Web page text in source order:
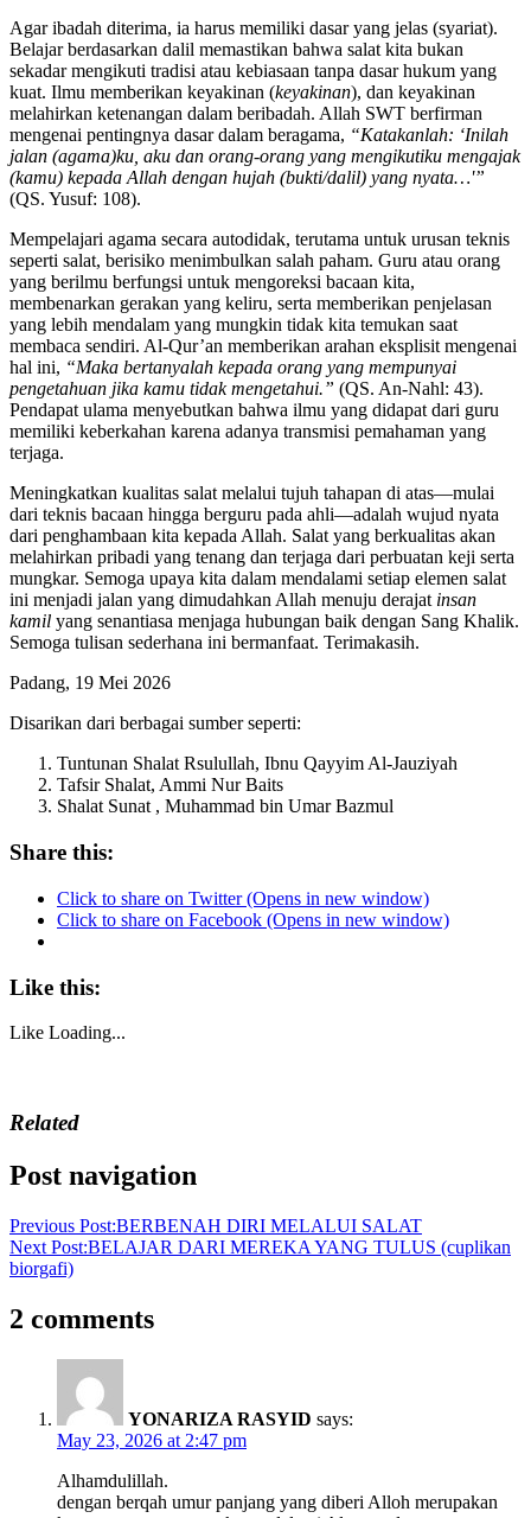
Agar ibadah diterima, ia harus memiliki dasar yang jelas (syariat).
Belajar berdasarkan dalil memastikan bahwa salat kita bukan
sekadar mengikuti tradisi atau kebiasaan tanpa dasar hukum yang
kuat. Ilmu memberikan keyakinan (keyakinan), dan keyakinan
melahirkan ketenangan dalam beribadah. Allah SWT berfirman
mengenai pentingnya dasar dalam beragama, “Katakanlah: ‘Inilah
jalan (agama)ku, aku dan orang-orang yang mengikutiku mengajak
(kamu) kepada Allah dengan hujah (bukti/dalil) yang nyata…'”
(QS. Yusuf: 108).
Mempelajari agama secara autodidak, terutama untuk urusan teknis
seperti salat, berisiko menimbulkan salah paham. Guru atau orang
yang berilmu berfungsi untuk mengoreksi bacaan kita,
membenarkan gerakan yang keliru, serta memberikan penjelasan
yang lebih mendalam yang mungkin tidak kita temukan saat
membaca sendiri. Al-Qur’an memberikan arahan eksplisit mengenai
hal ini, “Maka bertanyalah kepada orang yang mempunyai
pengetahuan jika kamu tidak mengetahui.” (QS. An-Nahl: 43).
Pendapat ulama menyebutkan bahwa ilmu yang didapat dari guru
memiliki keberkahan karena adanya transmisi pemahaman yang
terjaga.
Meningkatkan kualitas salat melalui tujuh tahapan di atas—mulai
dari teknis bacaan hingga berguru pada ahli—adalah wujud nyata
dari penghambaan kita kepada Allah. Salat yang berkualitas akan
melahirkan pribadi yang tenang dan terjaga dari perbuatan keji serta
mungkar. Semoga upaya kita dalam mendalami setiap elemen salat
ini menjadi jalan yang dimudahkan Allah menuju derajat insan
kamil yang senantiasa menjaga hubungan baik dengan Sang Khalik.
Semoga tulisan sederhana ini bermanfaat. Terimakasih.
Padang, 19 Mei 2026
Disarikan dari berbagai sumber seperti:
Tuntunan Shalat Rsulullah, Ibnu Qayyim Al-Jauziyah
Tafsir Shalat, Ammi Nur Baits
Shalat Sunat , Muhammad bin Umar Bazmul
Share this:
Click to share on Twitter (Opens in new window)
Click to share on Facebook (Opens in new window)
Like this:
Like Loading...
Related
Post navigation
Previous Post:BERBENAH DIRI MELALUI SALAT
Next Post:BELAJAR DARI MEREKA YANG TULUS (cuplikan
biorgafi)
2 comments
YONARIZA RASYID says:
May 23, 2026 at 2:47 pm
Alhamdulillah.
dengan berqah umur panjang yang diberi Alloh merupakan